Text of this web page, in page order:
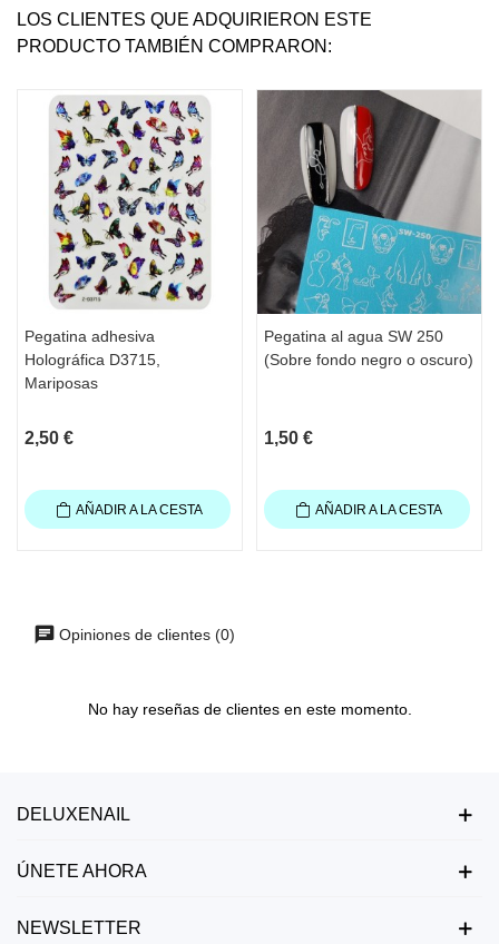
LOS CLIENTES QUE ADQUIRIERON ESTE
PRODUCTO TAMBIÉN COMPRARON:
Pegatina adhesiva
Holográfica D3715,
Mariposas
2,50 €
AÑADIR A LA CESTA
Pegatina al agua SW 250
(Sobre fondo negro o oscuro)
1,50 €
AÑADIR A LA CESTA
Opiniones de clientes (0)
No hay reseñas de clientes en este momento.
DELUXENAIL
ÚNETE AHORA
NEWSLETTER